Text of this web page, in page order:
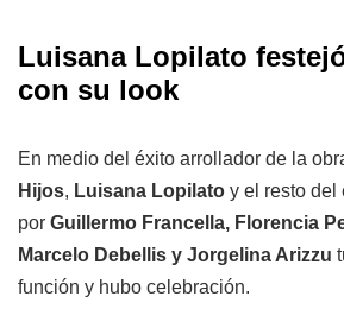
Luisana Lopilato
con su look
En medio del éxito arrollador de la
Hijos, Luisana Lopilato y el resto del
por Guillermo Francella, Florencia
Marcelo Debellis y Jorgelina Arizzu
función y hubo celebración.